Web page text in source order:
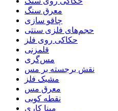
معرق سنگ
چاقو سازی
حجم‌های فلزی سنتی
حکاکی روی فلز
قلمزنی
مس‌گری
نقش برجسته بر مس
مشبک فلز
معرق مس
نقطه کوبی
مینا کاری